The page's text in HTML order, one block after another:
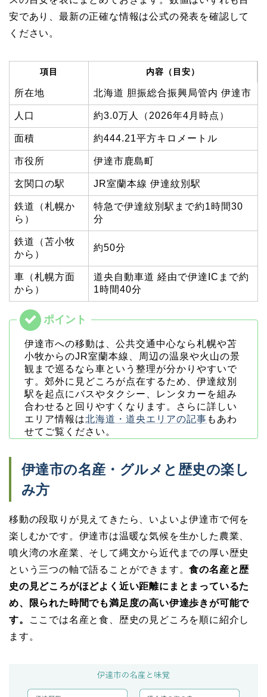
安であり、最新の正確な情報は公式の発表を確認して
ください。
項目 内容（目安）
所在地 北海道 胆振総合振興局管内 伊達市
人口 約3.0万人（2026年4月時点）
面積 約444.21平方キロメートル
市役所 伊達市鹿島町
玄関口の駅 JR室蘭本線 伊達紋別駅
鉄道（札幌か
ら）
特急で伊達紋別駅まで約1時間30
分
鉄道（苫小牧
から）
約50分
車（札幌方面
から）
道央自動車道 経由で伊達ICまで約
1時間40分
伊達市への移動は、公共交通中心なら札幌や苫
小牧からのJR室蘭本線、周辺の温泉や火山の景
観まで巡るなら車という整理が分かりやすいで
す。郊外に見どころが点在するため、伊達紋別
駅を起点にバスやタクシー、レンタカーを組み
合わせると回りやすくなります。さらに詳しい
エリア情報は北海道・道央エリアの記事 もあわ
せてご覧ください。
伊達市の名産・グルメと歴史の楽し
み方
移動の段取りが見えてきたら、いよいよ伊達市で何を
楽しむかです。伊達市は温暖な気候を生かした農業、
噴火湾の水産業、そして縄文から近代までの厚い歴史
という三つの軸で語ることができます。食の名産と歴
史の見どころがほどよく近い距離にまとまっているた
め、限られた時間でも満足度の高い伊達歩きが可能で
す。
ここでは名産と食、歴史の見どころを順に紹介し
ます。